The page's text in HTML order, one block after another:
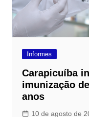
Informes
Carapicuíba
imunização
anos
10 de agosto de